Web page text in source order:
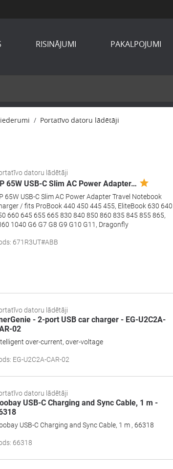
RISINĀJUMI PAKALPOJUMI
Portatīvo datoru lādētāji
datoru lādētāji
65W USB-C Slim AC Power Adapter…
65W USB-C Slim AC Power Adapter Travel Notebook
/ fits ProBook 440 450 445 455, EliteBook 630 640
660 645 655 665 830 840 850 860 835 845 855 865,
1040 G6 G7 G8 G9 G10 G11, Dragonfly
: 671R3UT#ABB
datoru lādētāji
- 2-port USB car charger - EG-U2C2A-
02
over-current, over-voltage
: EG-U2C2A-CAR-02
datoru lādētāji
USB-C Charging and Sync Cable, 1 m -
USB-C Charging and Sync Cable, 1 m , 66318
: 66318